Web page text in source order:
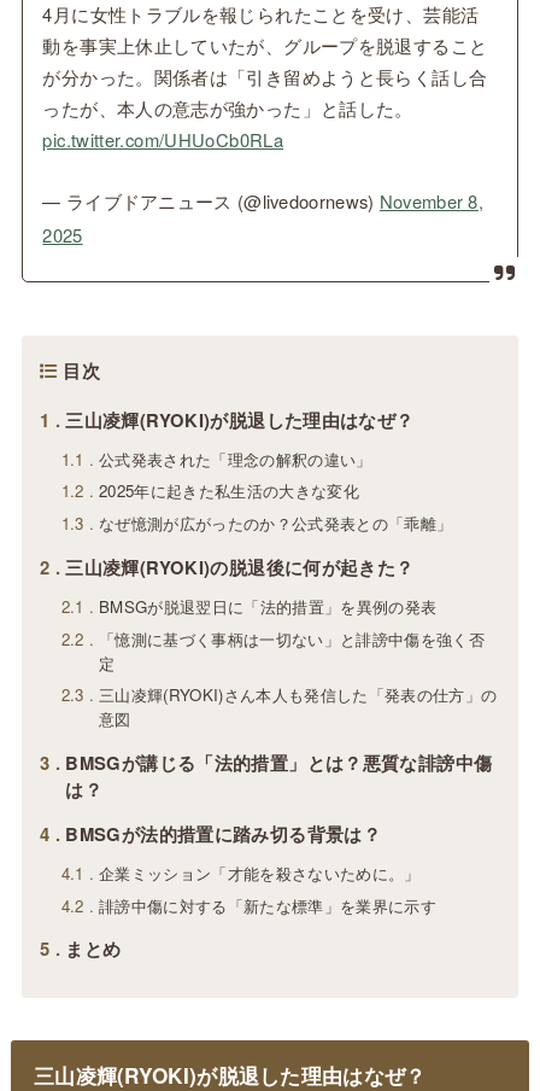
4月に女性トラブルを報じられたことを受け、芸能活
動を事実上休止していたが、グループを脱退すること
が分かった。関係者は「引き留めようと長らく話し合
ったが、本人の意志が強かった」と話した。
pic.twitter.com/UHUoCb0RLa
— ライブドアニュース (@livedoornews) November 8,
2025
目次
1
三山凌輝(RYOKI)が脱退した理由はなぜ？
1.1
公式発表された「理念の解釈の違い」
1.2
2025年に起きた私生活の大きな変化
1.3
なぜ憶測が広がったのか？公式発表との「乖離」
2 三山凌輝(RYOKI)の脱退後に何が起きた？
2.1
BMSGが脱退翌日に「法的措置」を異例の発表
2.2
「憶測に基づく事柄は一切ない」と誹謗中傷を強く否
定
2.3
三山凌輝(RYOKI)さん本人も発信した「発表の仕方」の
意図
3
BMSGが講じる「法的措置」とは？悪質な誹謗中傷
は？
4
BMSGが法的措置に踏み切る背景は？
4.1
企業ミッション「才能を殺さないために。」
4.2
誹謗中傷に対する「新たな標準」を業界に示す
5 まとめ
三山凌輝(RYOKI)が脱退した理由はなぜ？